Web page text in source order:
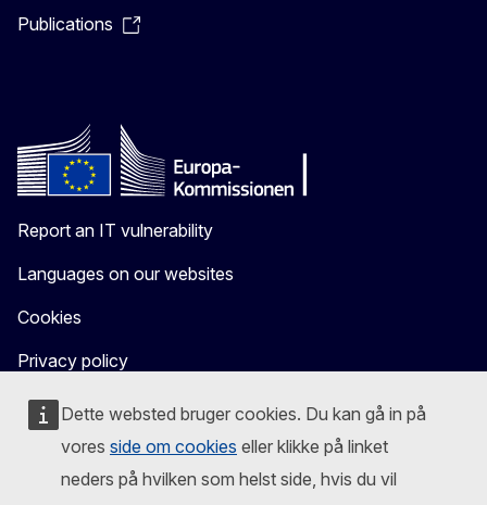
Dette websted bruger cookies. Du kan gå in på
vores side om cookies eller klikke på linket
neders på hvilken som helst side, hvis du vil
Publications
Report an IT vulnerability
Languages on our websites
Cookies
Privacy policy
Legal notice